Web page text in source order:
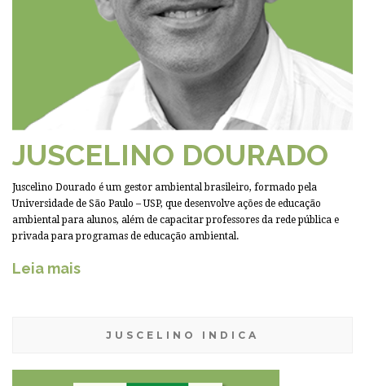
JUSCELINO DOURADO
Juscelino Dourado é um gestor ambiental brasileiro, formado pela
Universidade de São Paulo – USP, que desenvolve ações de educação
ambiental para alunos, além de capacitar professores da rede pública e
privada para programas de educação ambiental.
Leia mais
JUSCELINO INDICA